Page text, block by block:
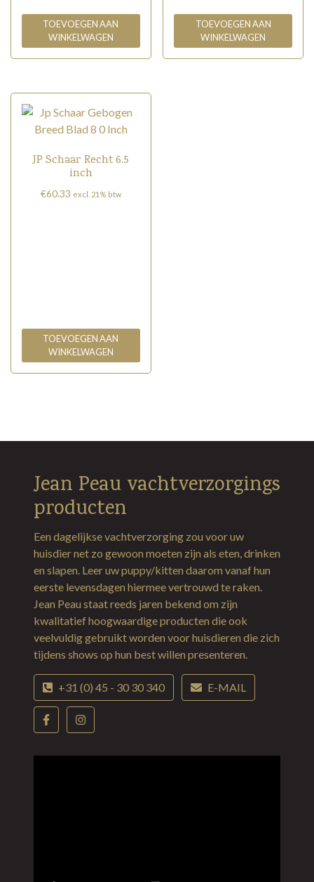
TOEVOEGEN AAN
WINKELWAGEN
TOEVOEGEN AAN
WINKELWAGEN
JP Schaar Recht 6.5
inch
€60.33 excl. 21% btw
TOEVOEGEN AAN
WINKELWAGEN
Jean Peau vachtverzorgings
producten
Een dagelijkse vachtverzorging zou voor uw
huisdier net zo gewoon moeten zijn als eten, drinken
en slapen. Leer uw puppy/kitten daarom vanaf hun
eerste levensdagen hiermee vertrouwd te raken.
Jean Peau staat reeds jaren bekend om zijn
kwalitatief hoogwaardige producten die ook
veelvuldig gebruikt worden voor huisdieren die zich
tijdens shows op hun best willen presenteren.
+31 (0) 45 - 30 30 340 E-MAIL